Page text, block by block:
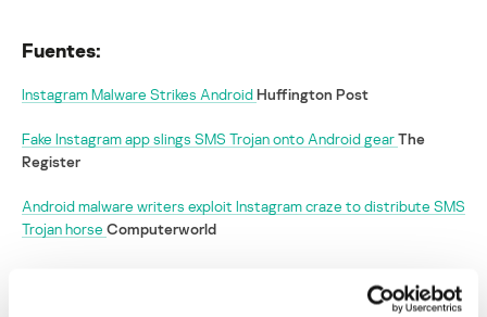
Fuentes:
Instagram Malware Strikes AndroidHuffington Post
Fake Instagram app slings SMS Trojan onto Android gearThe
Register
Android malware writers exploit Instagram craze to distribute SMS
Trojan horse Computerworld
Versiones falsas de Instagram infectan a los